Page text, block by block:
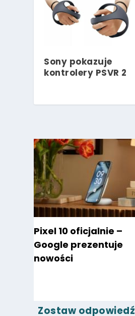
Sony pokazuje
kontrolery PSVR 2
Pixel 10 oficjalnie –
Google prezentuje
nowości
Zostaw odpowiedź